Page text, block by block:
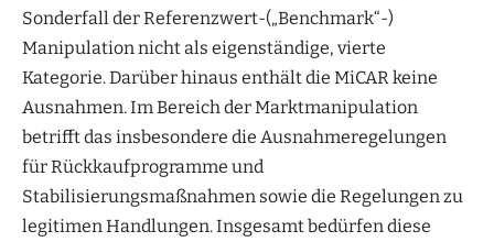
Sonderfall der Referenzwert-(„Benchmark“-)
Manipulation nicht als eigenständige, vierte
Kategorie. Darüber hinaus enthält die MiCAR keine
Ausnahmen. Im Bereich der Marktmanipulation
betrifft das insbesondere die Ausnahmeregelungen
für Rückkaufprogramme und
Stabilisierungsmaßnahmen sowie die Regelungen zu
legitimen Handlungen. Insgesamt bedürfen diese